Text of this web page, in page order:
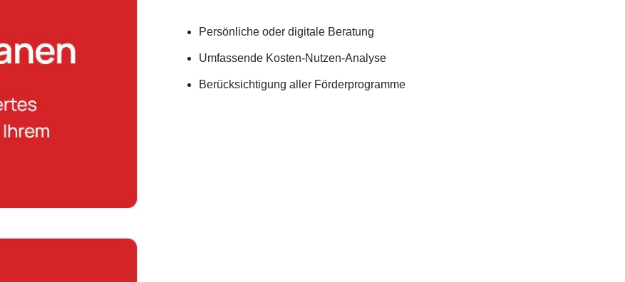
Persönliche oder digitale Beratung
Umfassende Kosten-Nutzen-Analyse
Berücksichtigung aller Förderprogramme